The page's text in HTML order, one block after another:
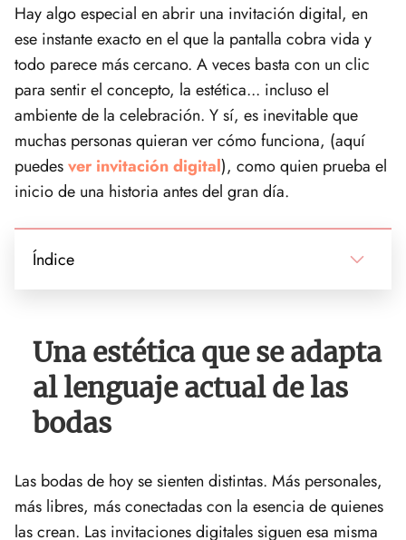
Hay algo especial en abrir una invitación digital, en
ese instante exacto en el que la pantalla cobra vida y
todo parece más cercano. A veces basta con un clic
para sentir el concepto, la estética... incluso el
ambiente de la celebración. Y sí, es inevitable que
muchas personas quieran ver cómo funciona, (aquí
puedesver invitación digital), como quien prueba el
inicio de una historia antes del gran día.
Índice
Una estética que se adapta
al lenguaje actual de las
bodas
Las bodas de hoy se sienten distintas. Más personales,
más libres, más conectadas con la esencia de quienes
las crean. Las invitaciones digitales siguen esa misma